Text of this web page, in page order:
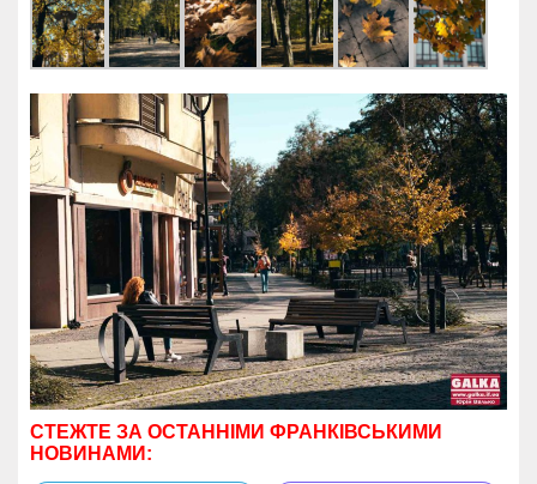
СТЕЖТЕ ЗА ОСТАННІМИ ФРАНКІВСЬКИМИ
НОВИНАМИ: